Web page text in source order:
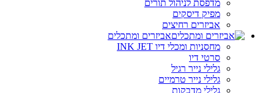
מדפסת לניהול תורים
מפיק דיסקים
אביזרים רחיצים
אביזרים ומתכלים
מחסניות ומכלי דיו INK JET
סרטי דיו
גלילי נייר רגיל
גלילי נייר טרמיים
גלילי מדבקות